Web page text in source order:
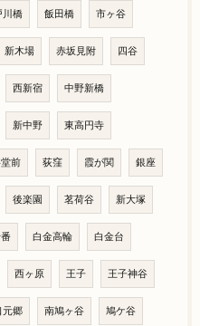
川橋 飯田橋 市ヶ谷
新木場 赤坂見附 四谷
西新宿 中野新橋
新中野 東高円寺
前 荻窪 霞が関 銀座
後楽園 茗荷谷 新大塚
番 白金高輪 白金台
西ヶ原 王子 王子神谷
元郷 南鳩ヶ谷 鳩ケ谷